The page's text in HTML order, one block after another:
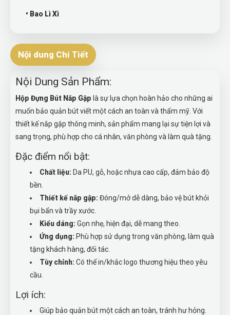
• Bao Lì Xì
Nội dung Chi Tiết
Nội Dung Sản Phẩm:
Hộp Đựng Bút Nắp Gập là sự lựa chọn hoàn hảo cho những ai
muốn bảo quản bút viết một cách an toàn và thẩm mỹ. Với
thiết kế nắp gập thông minh, sản phẩm mang lại sự tiện lợi và
sang trọng, phù hợp cho cá nhân, văn phòng và làm quà tặng.
Đặc điểm nổi bật:
Chất liệu: Da PU, gỗ, hoặc nhựa cao cấp, đảm bảo độ
bền.
Thiết kế nắp gập: Đóng/mở dễ dàng, bảo vệ bút khỏi
bụi bẩn và trầy xước.
Kiểu dáng: Gọn nhẹ, hiện đại, dễ mang theo.
Ứng dụng: Phù hợp sử dụng trong văn phòng, làm quà
tặng khách hàng, đối tác.
Tùy chỉnh: Có thể in/khắc logo thương hiệu theo yêu
cầu.
Lợi ích:
Giúp bảo quản bút một cách an toàn, tránh hư hỏng.